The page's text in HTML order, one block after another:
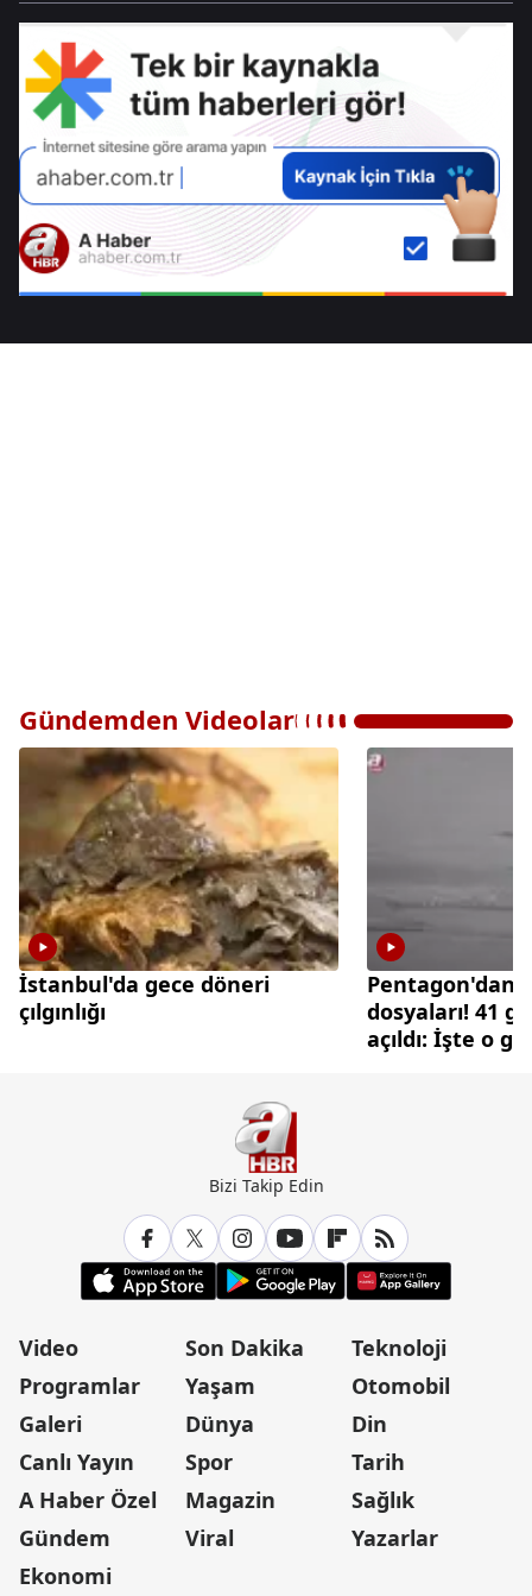
Gündemden Videolar
İstanbul'da gece döneri
çılgınlığı
Pentagon'dan
dosyaları! 41
açıldı: İşte o
Bizi Takip Edin
Video
Programlar
Galeri
Canlı Yayın
A Haber Özel
Gündem
Ekonomi
Son Dakika
Yaşam
Dünya
Spor
Magazin
Viral
Teknoloji
Otomobil
Din
Tarih
Sağlık
Yazarlar